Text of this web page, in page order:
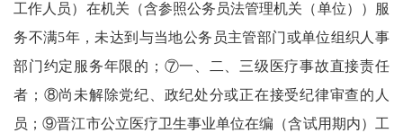
工作人员）在机关（含参照公务员法管理机关（单位））服
务不满5年，未达到与当地公务员主管部门或单位组织人事
部门约定服务年限的；⑦一、二、三级医疗事故直接责任
者；⑧尚未解除党纪、政纪处分或正在接受纪律审查的人
员；⑨晋江市公立医疗卫生事业单位在编（含试用期内）工